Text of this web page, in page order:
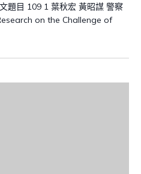
題目 109 1 葉秋宏 黃昭謀 警察
on the Challenge of